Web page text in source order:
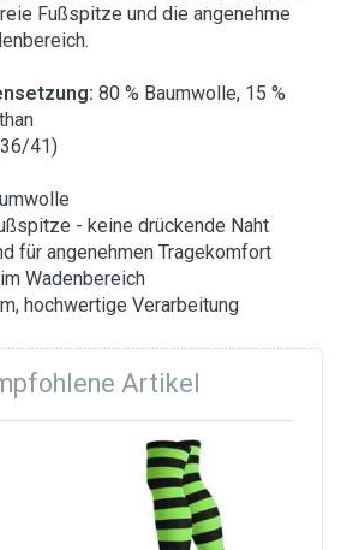
Fußspitze und die angenehme
80 % Baumwolle, 15 %
41)
- keine drückende Naht
für angenehmen Tragekomfort
Wadenbereich
hochwertige Verarbeitung
Artikel